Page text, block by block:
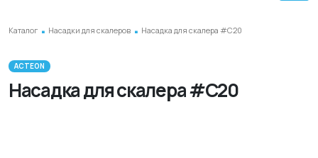
Каталог . Насадки для скалеров . Насадка для скалера #C20
ACTEON
Насадка для скалера #C20